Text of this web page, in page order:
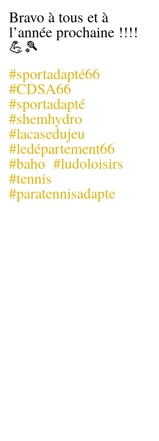
Bravo à tous et à
l’année prochaine !!!!
💪🎾
#sportadapté66
#CDSA66
#sportadapté
#shemhydro
#lacasedujeu
#ledépartement66
#baho #ludoloisirs
#tennis
#paratennisadapte